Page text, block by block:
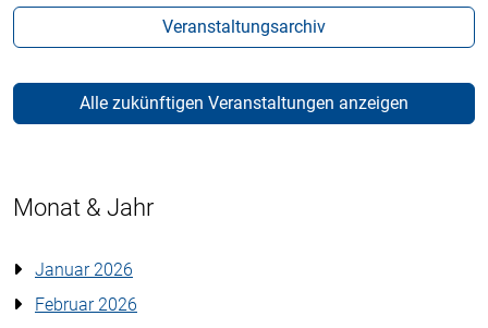
Veranstaltungsarchiv
Alle zukünftigen Veranstaltungen anzeigen
Monat & Jahr
Januar 2026
Februar 2026